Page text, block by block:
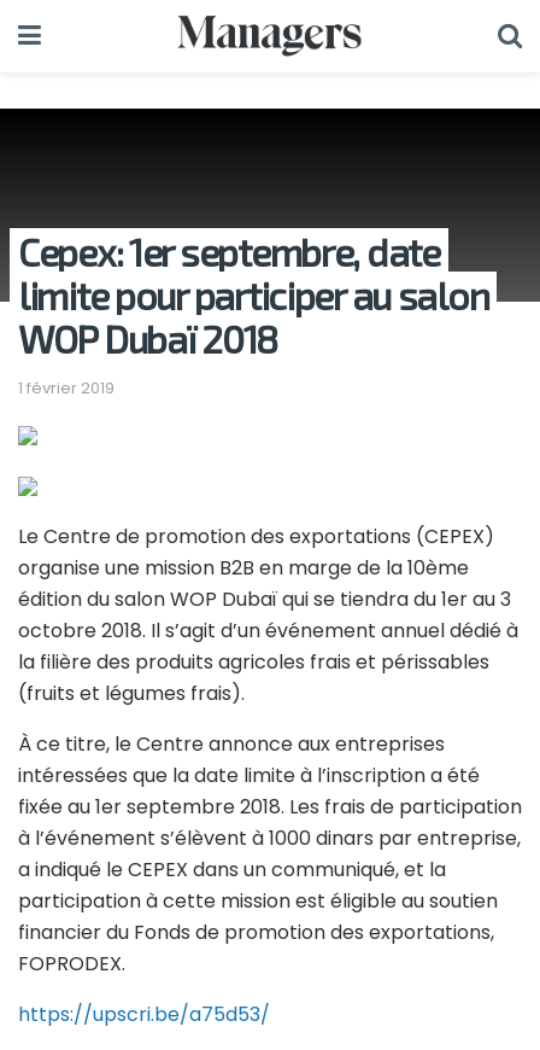
Cepex: 1er septembre, date
limite pour participer au salon
WOP Dubaï 2018
1 février 2019
Le Centre de promotion des exportations (CEPEX)
organise une mission B2B en marge de la 10ème
édition du salon WOP Dubaï qui se tiendra du 1er au 3
octobre 2018. Il s’agit d’un événement annuel dédié à
la filière des produits agricoles frais et périssables
(fruits et légumes frais).
À ce titre, le Centre annonce aux entreprises
intéressées que la date limite à l’inscription a été
fixée au 1er septembre 2018. Les frais de participation
à l’événement s’élèvent à 1000 dinars par entreprise,
a indiqué le CEPEX dans un communiqué, et la
participation à cette mission est éligible au soutien
financier du Fonds de promotion des exportations,
FOPRODEX.
https://upscri.be/a75d53/